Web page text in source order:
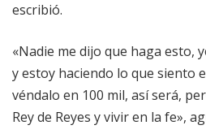
escribió.
«Nadie me dijo que haga esto,
y estoy haciendo lo que siento
véndalo en 100 mil, así será,
Rey de Reyes y vivir en la fe»,